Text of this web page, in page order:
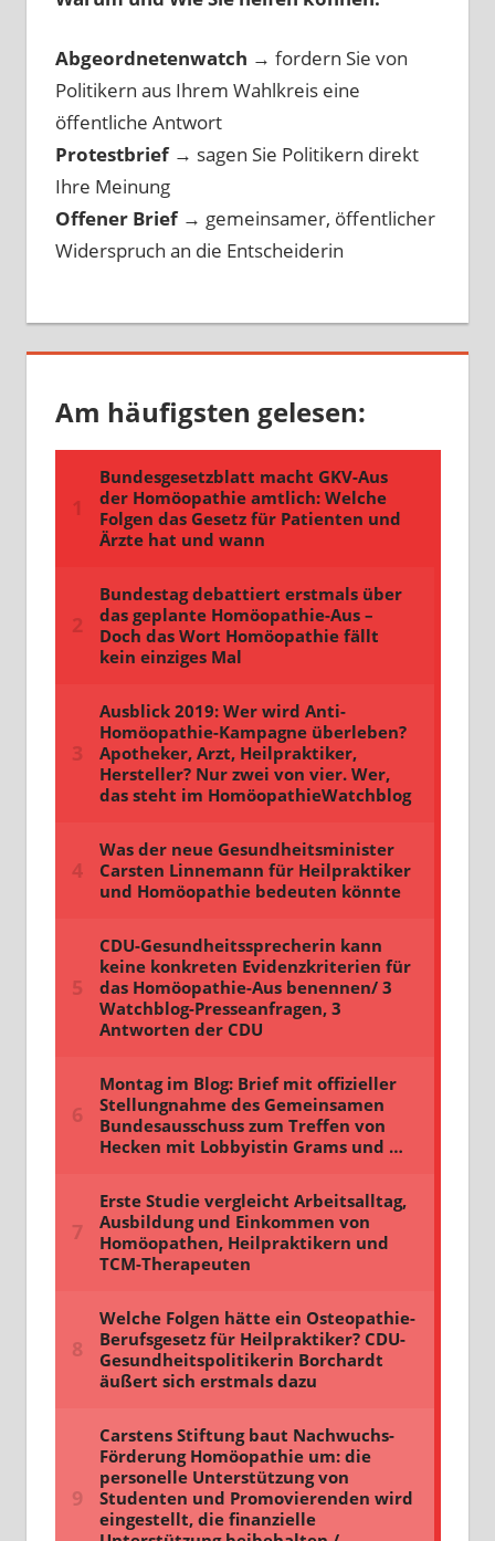
Abgeordnetenwatch → fordern Sie von
Politikern aus Ihrem Wahlkreis eine
öffentliche Antwort
Protestbrief → sagen Sie Politikern direkt
Ihre Meinung
Offener Brief → gemeinsamer, öffentlicher
Widerspruch an die Entscheiderin
Am häufigsten gelesen: